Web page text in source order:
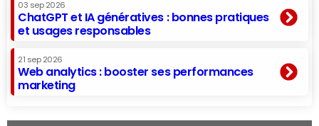
03 sep 2026
ChatGPT et IA génératives : bonnes pratiques
et usages responsables
21 sep 2026
Web analytics : booster ses performances
marketing